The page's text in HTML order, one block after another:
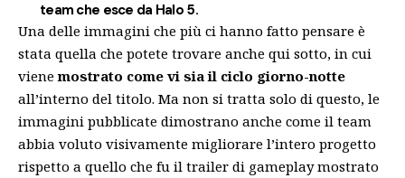
team che esce da Halo 5.
Una delle immagini che più ci hanno fatto pensare è
stata quella che potete trovare anche qui sotto, in cui
vienemostrato come vi sia il ciclo giorno-notte
all’interno del titolo. Ma non si tratta solo di questo, le
immagini pubblicate dimostrano anche come il team
abbia voluto visivamente migliorare l’intero progetto
rispetto a quello che fu il trailer di gameplay mostrato